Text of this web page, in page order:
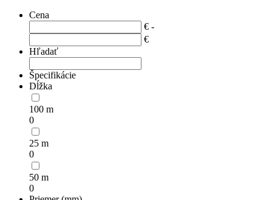
Cena
€ -
€
Hľadať
Špecifikácie
Dĺžka
100 m
0
25 m
0
50 m
0